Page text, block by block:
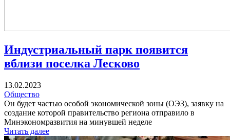
Индустриальный парк появится
вблизи поселка Лесково
13.02.2023
Общество
Он будет частью особой экономической зоны (ОЭЗ), заявку на
создание которой правительство региона отправило в
Минэкономразвития на минувшей неделе
Читать далее